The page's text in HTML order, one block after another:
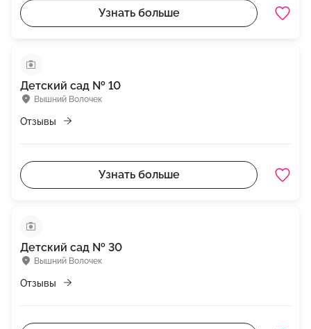
Узнать больше
Вышний Волочек
Детский сад № 10
Отзывы
Узнать больше
Вышний Волочек
Детский сад № 30
Отзывы